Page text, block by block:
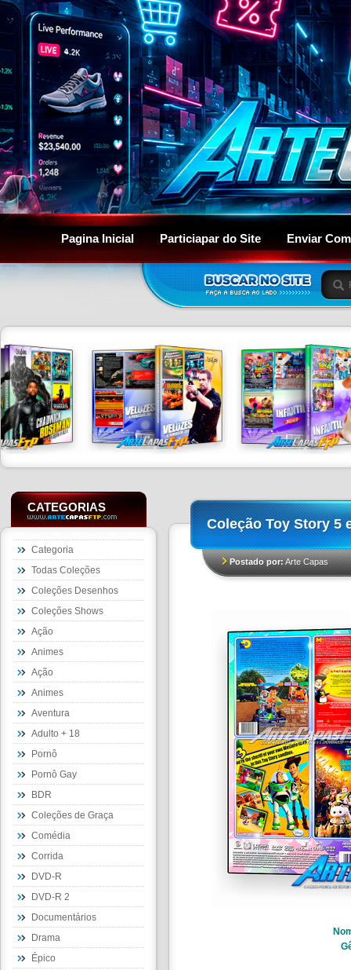
Pagina Inicial Particiapar do Site Enviar
CATEGORIAS
Categoria
Todas Coleções
Coleções Desenhos
Coleções Shows
Ação
Animes
Ação
Animes
Aventura
Adulto + 18
Pornô
Pornô Gay
BDR
Coleções de Graça
Comédia
Corrida
DVD-R
DVD-R 2
Documentários
Drama
Épico
Coleção Toy Story 5
Postado por:Arte Capas